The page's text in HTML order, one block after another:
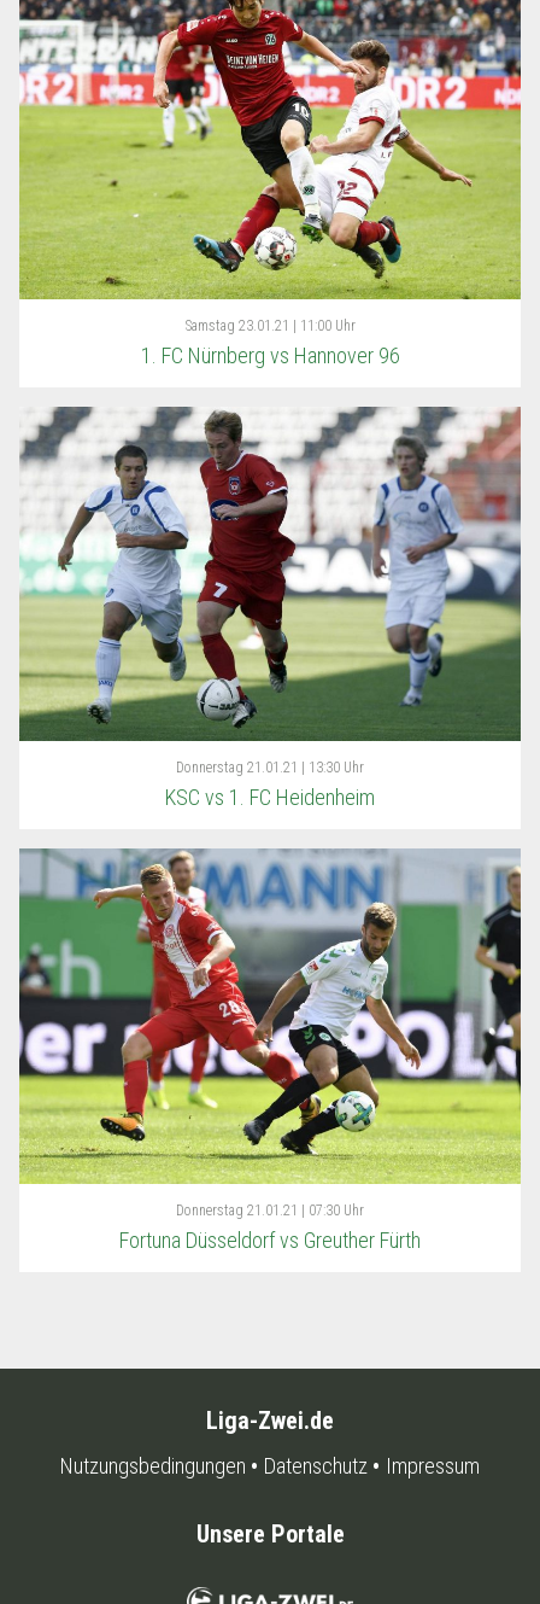
Samstag 23.01.21 | 11:00 Uhr
1. FC Nürnberg vs Hannover 96
Donnerstag 21.01.21 | 13:30 Uhr
KSC vs 1. FC Heidenheim
Donnerstag 21.01.21 | 07:30 Uhr
Fortuna Düsseldorf vs Greuther Fürth
Liga-Zwei.de
Nutzungsbedingungen Datenschutz Impressum
Unsere Portale